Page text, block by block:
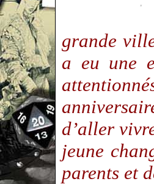
grande
a eu une
d’aller
jeune
parents et